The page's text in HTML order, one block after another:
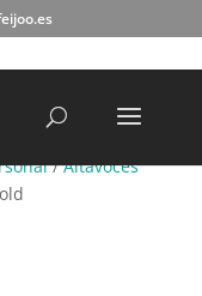
/Altavoces